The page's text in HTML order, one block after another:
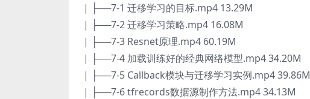
| ├──7-1 迁移学习的目标.mp4 13.29M
| ├──7-2 迁移学习策略.mp4 16.08M
| ├──7-3 Resnet原理.mp4 60.19M
| ├──7-4 加载训练好的经典网络模型.mp4 34.20M
| ├──7-5 Callback模块与迁移学习实例.mp4 39.86M
| ├──7-6 tfrecords数据源制作方法.mp4 34.13M